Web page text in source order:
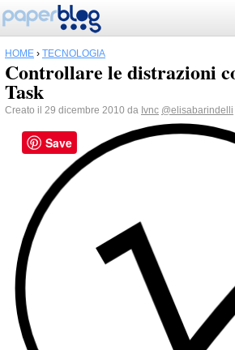
HOME › TECNOLOGIA
Controllare le distrazioni
Task
Creato il 29 dicembre 2010 da Ivnc @elisabarindelli
Save